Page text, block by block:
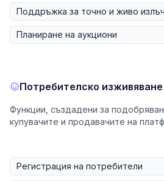
Поддръжка за точно и живо
Планиране на аукциони
Потребителско изживяване
Функции, създадени за
купувачите и продавачите на
Регистрация на потребители